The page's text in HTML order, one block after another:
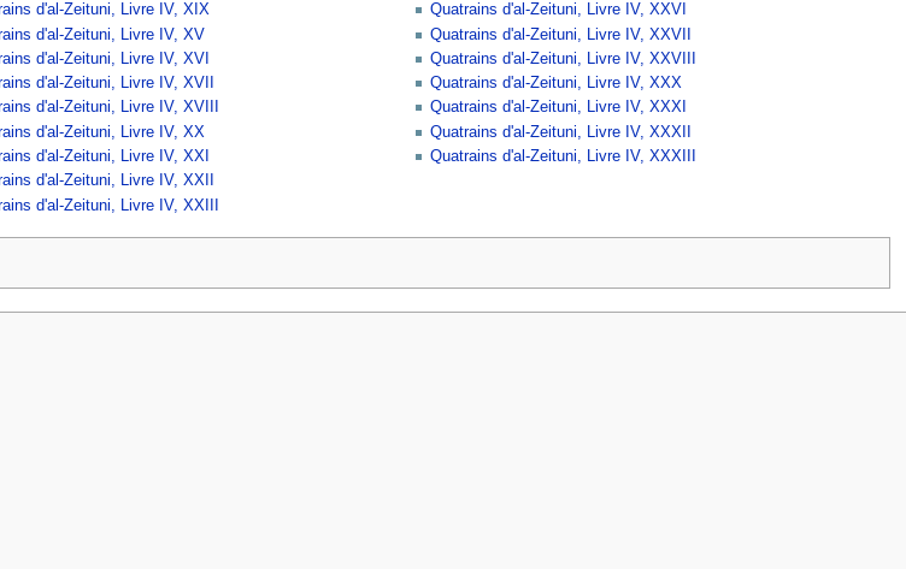
d'al-Zeituni, Livre IV, XIX
d'al-Zeituni, Livre IV, XV
d'al-Zeituni, Livre IV, XVI
d'al-Zeituni, Livre IV, XVII
d'al-Zeituni, Livre IV, XVIII
d'al-Zeituni, Livre IV, XX
d'al-Zeituni, Livre IV, XXI
d'al-Zeituni, Livre IV, XXII
d'al-Zeituni, Livre IV, XXIII
Quatrains d'al-Zeituni, Livre IV, XXVI
Quatrains d'al-Zeituni, Livre IV, XXVII
Quatrains d'al-Zeituni, Livre IV, XXVIII
Quatrains d'al-Zeituni, Livre IV, XXX
Quatrains d'al-Zeituni, Livre IV, XXXI
Quatrains d'al-Zeituni, Livre IV, XXXII
Quatrains d'al-Zeituni, Livre IV, XXXIII